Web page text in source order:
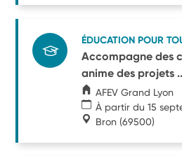
ÉDUCATION POUR
Accompagne des
anime des projets
AFEV Grand Lyon
À partir du 15
Bron (69500)